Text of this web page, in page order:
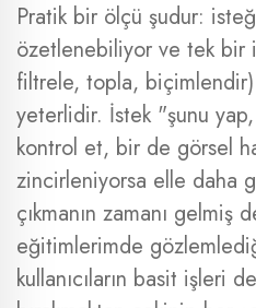
Pratik bir ölçü şudur:
özetlenebiliyor ve tek bir
filtrele, topla, biçimlendir)
yeterlidir. İstek "şunu
kontrol et, bir de görsel
zincirleniyorsa elle daha
çıkmanın zamanı gelmiş
eğitimlerimde
kullanıcıların basit işleri